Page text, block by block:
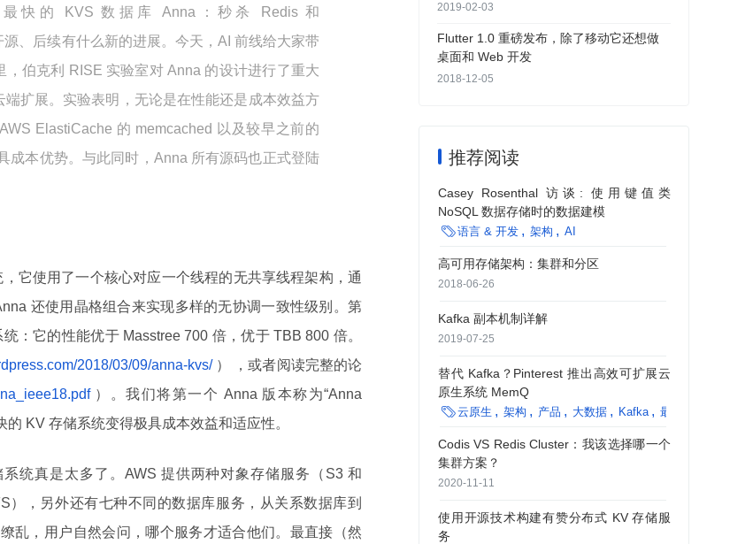
快的 KVS 数据库 Anna：秒杀 Redis 和
、后续有什么新的进展。今天，AI 前线给大家带
伯克利 RISE 实验室对 Anna 的设计进行了重大
扩展。实验表明，无论是在性能还是成本效益方
ElastiCache 的 memcached 以及较早之前的
成本优势。与此同时，Anna 所有源码也正式登陆
它使用了一个核心对应一个线程的无共享线程架构，通
还使用晶格组合来实现多样的无协调一致性级别。第
：它的性能优于 Masstree 700 倍，优于 TBB 800 倍。
2018/03/09/anna-kvs/ ） ，或者阅读完整的论
）。我们将第一个 Anna 版本称为“Anna
KV 存储系统变得极具成本效益和适应性。
统真是太多了。AWS 提供两种对象存储服务（S3 和
），另外还有七种不同的数据库服务，从关系数据库到
乱，用户自然会问，哪个服务才适合他们。最直接（然
2019-02-03
Flutter 1.0 重磅发布，除了移动它还想做
桌面和 Web 开发
2018-12-05
推荐阅读
Casey Rosenthal 访谈: 使用键值类
NoSQL 数据存储时的数据建模
语言 & 开发 架构 AI
高可用存储架构：集群和分区
2018-06-26
Kafka 副本机制详解
2019-07-25
替代 Kafka？Pinterest 推出高效可扩展云
原生系统 MemQ
云原生 架构 产品 大数据 Kafka 最佳实践
Codis VS Redis Cluster：我该选择哪一个
集群方案？
2020-11-11
使用开源技术构建有赞分布式 KV 存储服
务